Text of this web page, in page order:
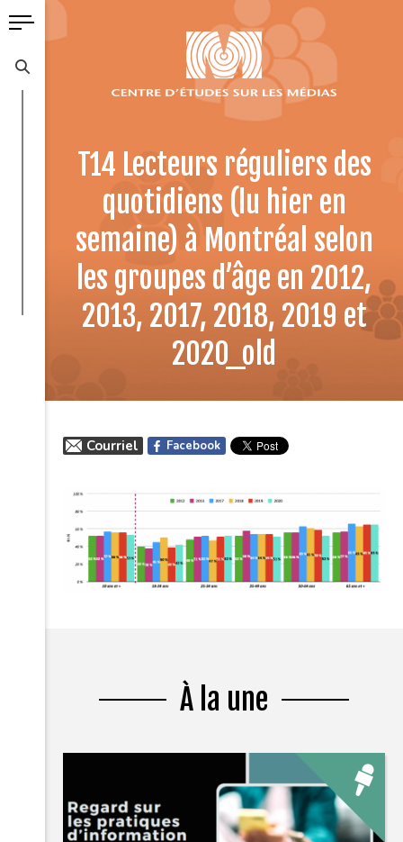
T14 Lecteurs réguliers des
quotidiens (lu hier en
semaine) à Montréal selon
les groupes d’âge en 2012,
2013, 2017, 2018, 2019 et
2020_old
Courriel Facebook
À la une